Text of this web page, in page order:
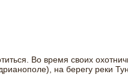
Во время своих
на берегу реки